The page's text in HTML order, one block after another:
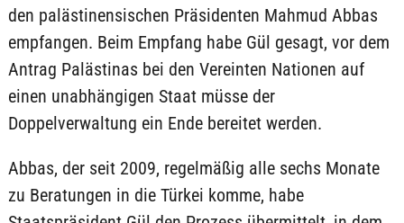
den palästinensischen Präsidenten Mahmud Abbas
empfangen. Beim Empfang habe Gül gesagt, vor dem
Antrag Palästinas bei den Vereinten Nationen auf
einen unabhängigen Staat müsse der
Doppelverwaltung ein Ende bereitet werden.
Abbas, der seit 2009, regelmäßig alle sechs Monate
zu Beratungen in die Türkei komme, habe